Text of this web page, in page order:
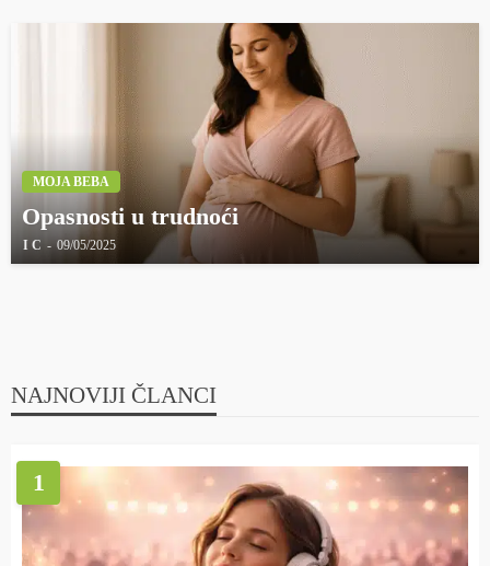
MOJA BEBA
Opasnosti u trudnoći
I C 09/05/2025
NAJNOVIJI ČLANCI
1